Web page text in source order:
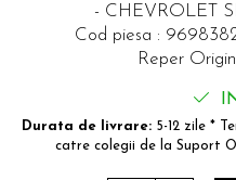
- CHEVROLET
Cod piesa :
Reper
Durata de livrare:5-12 zile *
catre colegii de la Suport